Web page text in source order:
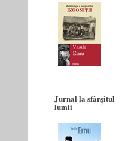
Jurnal la sfârșitul
lumii